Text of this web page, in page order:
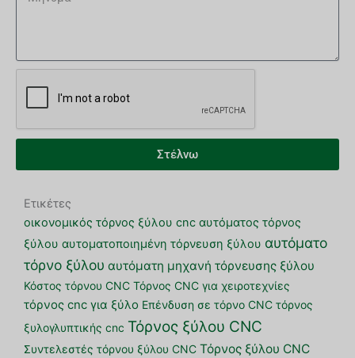
Στέλνω
Ετικέτες
οικονομικός τόρνος ξύλου cnc αυτόματος τόρνος
ξύλου αυτοματοποιημένη τόρνευση ξύλου αυτόματο
τόρνο ξύλου αυτόματη μηχανή τόρνευσης ξύλου
Κόστος τόρνου CNC Τόρνος CNC για χειροτεχνίες
τόρνος cnc για ξύλο Επένδυση σε τόρνο CNC τόρνος
ξυλογλυπτικής cnc Τόρνος ξύλου CNC
Συντελεστές τόρνου ξύλου CNC Τόρνος ξύλου CNC